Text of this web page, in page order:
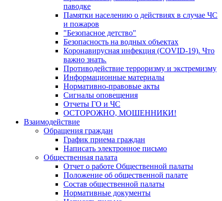
паводке
Памятки населению о действиях в случае ЧС
и пожаров
"Безопасное детство"
Безопасность на водных объектах
Коронавирусная инфекция (COVID-19). Что
важно знать.
Противодействие терроризму и экстремизму
Информационные материалы
Нормативно-правовые акты
Сигналы оповещения
Отчеты ГО и ЧС
ОСТОРОЖНО, МОШЕННИКИ!
Взаимодействие
Обращения граждан
График приема граждан
Написать электронное письмо
Общественная палата
Отчет о работе Общественной палаты
Положение об общественной палате
Состав общественной палаты
Нормативные документы